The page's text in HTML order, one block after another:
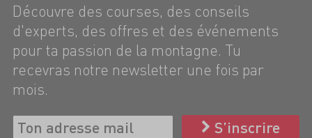
Découvre des courses, des conseils
d'experts, des offres et des événements
pour ta passion de la montagne. Tu
recevras notre newsletter une fois par
mois.
S’inscrire